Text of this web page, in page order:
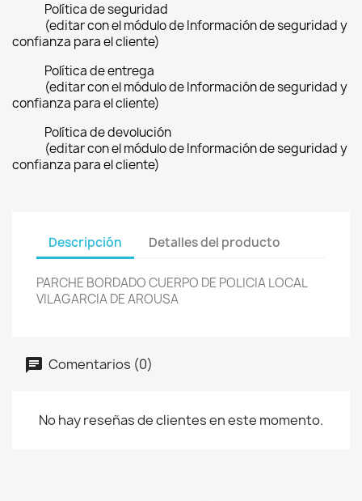
Política de seguridad
(editar con el módulo de Información de seguridad y
confianza para el cliente)
Política de entrega
(editar con el módulo de Información de seguridad y
confianza para el cliente)
Política de devolución
(editar con el módulo de Información de seguridad y
confianza para el cliente)
Descripción Detalles del producto
PARCHE BORDADO CUERPO DE POLICIA LOCAL
VILAGARCIA DE AROUSA
Comentarios (0)
No hay reseñas de clientes en este momento.